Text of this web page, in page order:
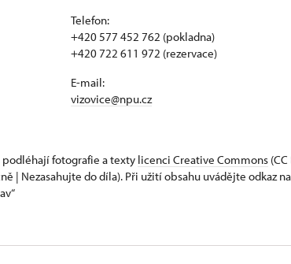
Telefon:
+420 577 452 762 (pokladna)
+420 722 611 972 (rezervace)
E-mail:
vizovice@npu.cz
fotografie a texty licenci Creative Commons
| Nezasahujte do díla). Při užití obsahu uvádějte odkaz